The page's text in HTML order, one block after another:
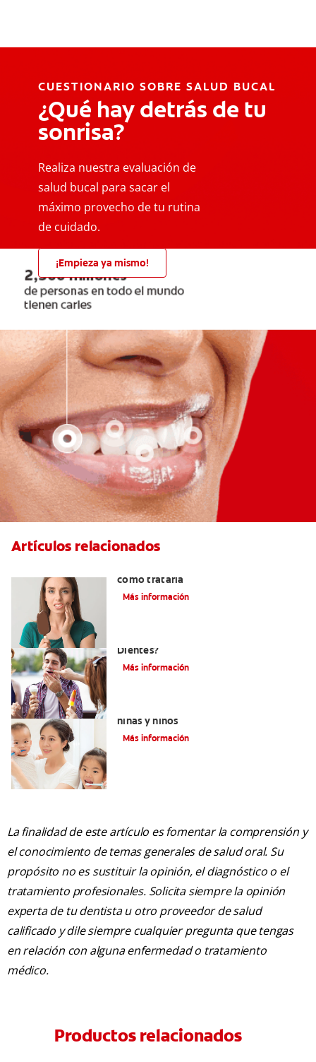
CUESTIONARIO SOBRE SALUD BUCAL
¿Qué hay detrás de tu
sonrisa?
Realiza nuestra evaluación de
salud bucal para sacar el
máximo provecho de tu rutina
de cuidado.
¡Empieza ya mismo!
Artículos relacionados
cómo tratarla
Más información
Dientes?
Más información
niñas y niños
Más información
La finalidad de este artículo es fomentar la comprensión y
el conocimiento de temas generales de salud oral. Su
propósito no es sustituir la opinión, el diagnóstico o el
tratamiento profesionales. Solicita siempre la opinión
experta de tu dentista u otro proveedor de salud
calificado y dile siempre cualquier pregunta que tengas
en relación con alguna enfermedad o tratamiento
médico.
Productos relacionados